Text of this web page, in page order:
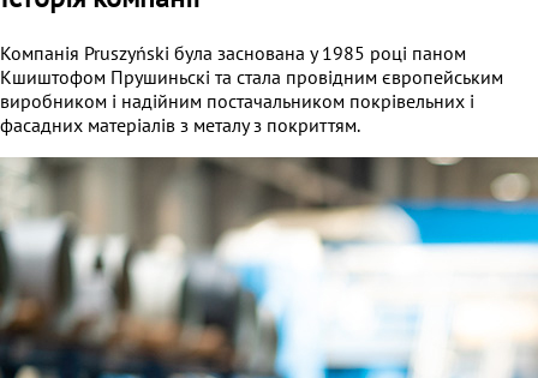
Компанія Pruszyński була заснована у 1985 році паном
Кшиштофом Прушиньскі та стала провідним європейським
виробником і надійним постачальником покрівельних і
фасадних матеріалів з металу з покриттям.